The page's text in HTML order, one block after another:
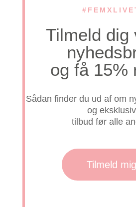
Tilmeld dig
og få 15%
Sådan finder du ud af om
og eksklusiv
tilbud før alle
Tilmeld mig